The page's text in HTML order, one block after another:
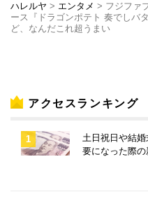
ハレルヤ > エンタメ > フジファ
ース『ドラゴンポテト 奏でしバ
ど、なんだこれ超うまい
アクセスランキング
土日祝日や結
要になった際